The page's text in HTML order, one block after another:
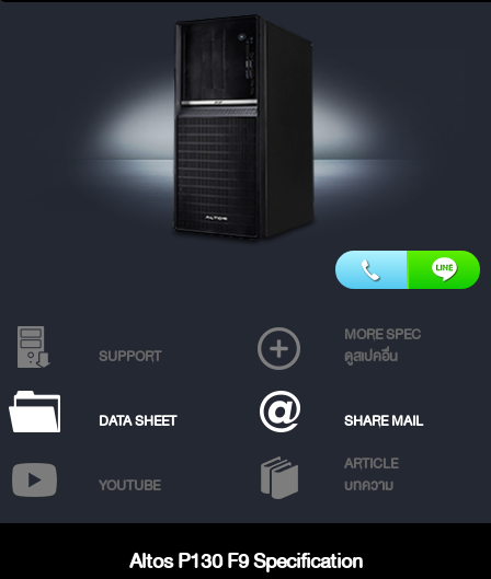
SUPPORT
MORE SPEC
ดูสเปคอื่น
DATA SHEET SHARE MAIL
YOUTUBE
ARTICLE
บทความ
Altos P130 F9 Specification